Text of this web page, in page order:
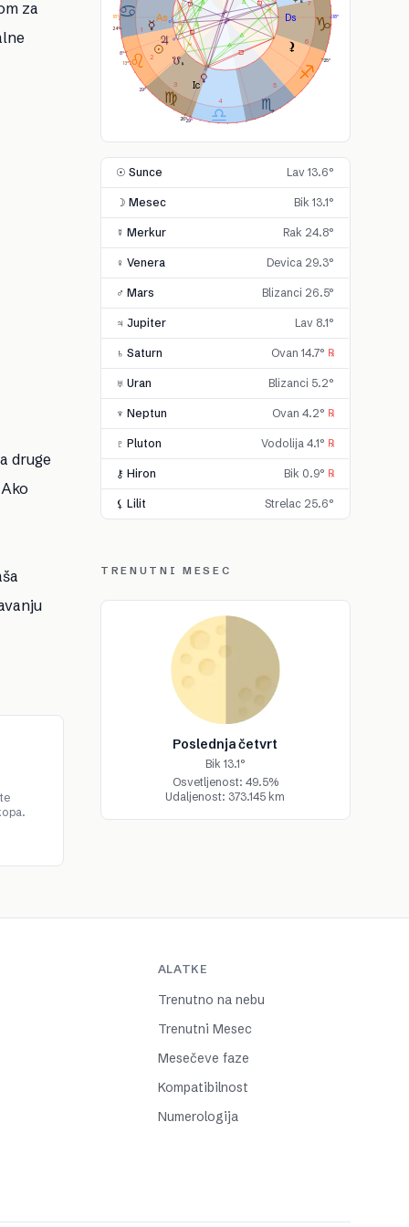
za
druge
1
2
3
4
5
6
7
13°
24°
29°
8°
18° 18°
26°
25°
29°
☉ Sunce Lav 13.6°
☽ Mesec Bik 13.1°
☿ Merkur Rak 24.8°
♀ Venera Devica 29.3°
♂ Mars Blizanci 26.5°
♃ Jupiter Lav 8.1°
♄ Saturn Ovan 14.7° ℞
♅ Uran Blizanci 5.2°
♆ Neptun Ovan 4.2° ℞
♇ Pluton Vodolija 4.1° ℞
⚷ Hiron Bik 0.9° ℞
⚸ Lilit Strelac 25.6°
TRENUTNI MESEC
Poslednja četvrt
Bik 13.1°
Osvetljenost: 49.5%
Udaljenost: 373.145 km
ALATKE
Trenutno na nebu
Trenutni Mesec
Mesečeve faze
Kompatibilnost
Numerologija